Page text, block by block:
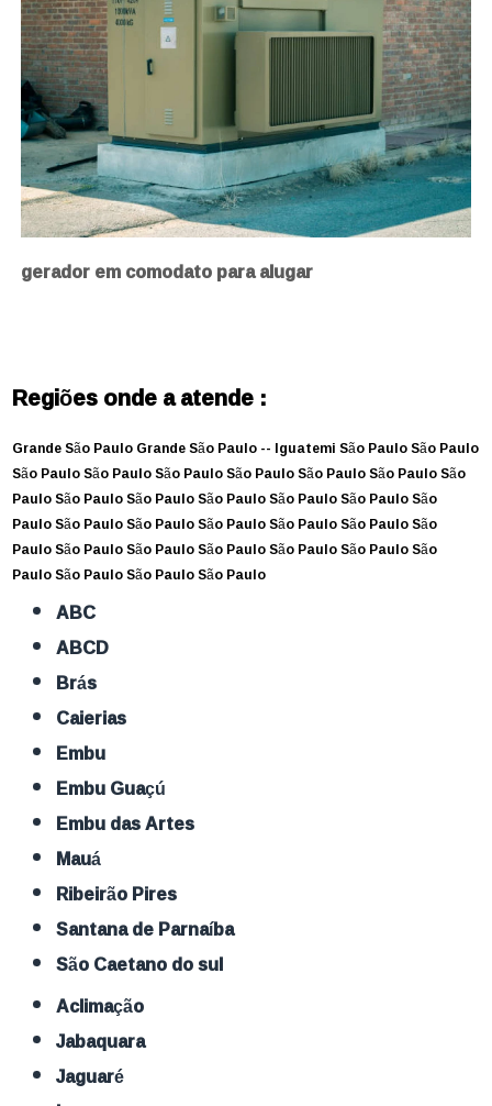
gerador em comodato para alugar
Regiões onde a atende :
Grande São PauloGrande São Paulo -- IguatemiSão PauloSão Paulo
São PauloSão PauloSão PauloSão PauloSão PauloSão PauloSão
PauloSão PauloSão PauloSão PauloSão PauloSão PauloSão
PauloSão PauloSão PauloSão PauloSão PauloSão PauloSão
PauloSão PauloSão PauloSão PauloSão PauloSão PauloSão
PauloSão PauloSão PauloSão Paulo
ABC
ABCD
Brás
Caierias
Embu
Embu Guaçú
Embu das Artes
Mauá
Ribeirão Pires
Santana de Parnaíba
São Caetano do sul
Aclimação
Jabaquara
Jaguaré